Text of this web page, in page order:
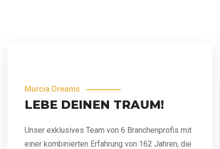
Murcia Dreams
LEBE DEINEN TRAUM!
Unser exklusives Team von 6 Branchenprofis mit
einer kombinierten Erfahrung von 162 Jahren, die